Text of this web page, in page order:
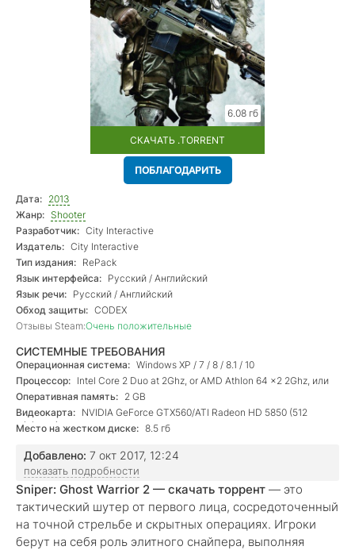
6.08 гб
СКАЧАТЬ .TORRENT
ПОБЛАГОДАРИТЬ
Дата: 2013
Жанр: Shooter
Разработчик: City Interactive
Издатель: City Interactive
Тип издания: RePack
Язык интерфейса: Русский / Английский
Язык речи: Русский / Английский
Обход защиты: CODEX
Отзывы Steam:Очень положительные
СИСТЕМНЫЕ ТРЕБОВАНИЯ
Операционная система: Windows XP / 7 / 8 / 8.1 / 10
Процессор: Intel Core 2 Duo at 2Ghz, or AMD Athlon 64 x2 2Ghz, или
лучше
Оперативная память: 2 GB
Видеокарта: NVIDIA GeForce GTX560/ATI Radeon HD 5850 (512
minimum)
Место на жестком диске: 8.5 гб
Добавлено: 7 окт 2017, 12:24
показать подробности
Sniper: Ghost Warrior 2 — скачать торрент — это
тактический шутер от первого лица, сосредоточенный
на точной стрельбе и скрытных операциях. Игроки
берут на себя роль элитного снайпера, выполняя